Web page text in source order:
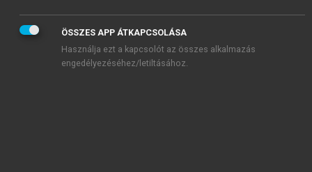
ÖSSZES APP ÁTKAPCSOLÁSA
Használja ezt a kapcsolót az összes alkalmazás
engedélyezéséhez/letiltásához.